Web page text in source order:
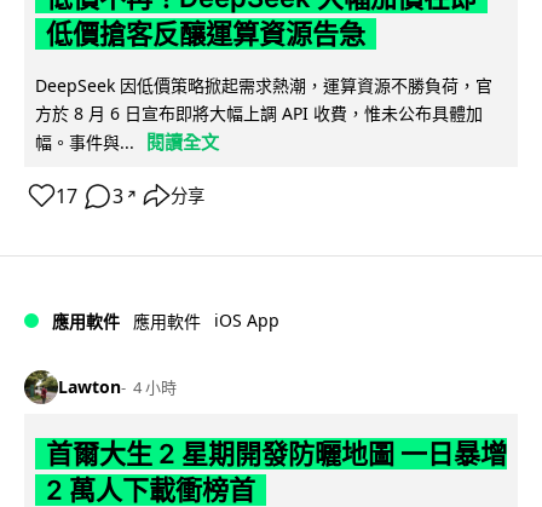
低價搶客反釀運算資源告急
DeepSeek 因低價策略掀起需求熱潮，運算資源不勝負荷，官
方於 8 月 6 日宣布即將大幅上調 API 收費，惟未公布具體加
幅。事件與...
閱讀全文
17 3 ↗ 分享
應用軟件 應用軟件 iOS App
Lawton 4 小時
首爾大生 2 星期開發防曬地圖 一日暴增
2 萬人下載衝榜首